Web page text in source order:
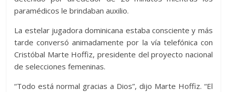
paramédicos le brindaban auxilio.
La estelar jugadora dominicana estaba consciente y más
tarde conversó animadamente por la vía telefónica con
Cristóbal Marte Hoffiz, presidente del proyecto nacional
de selecciones femeninas.
“Todo está normal gracias a Dios”, dijo Marte Hoffiz. “El